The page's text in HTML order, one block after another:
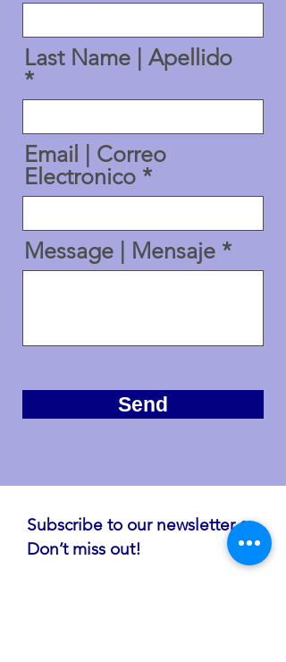
Last Name | Apellido
Email | Correo
Electronico
Message | Mensaje
Send
Subscribe to our newsletter •
Don’t miss out!